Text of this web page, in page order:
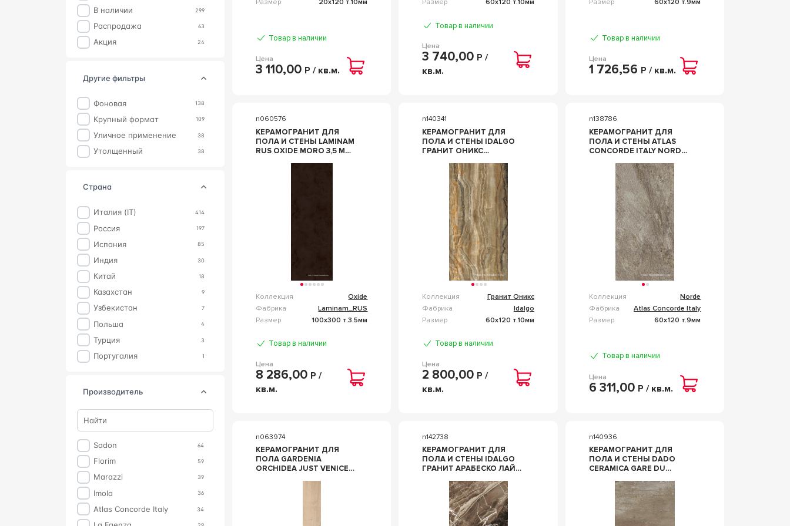
В наличии 299
Распродажа 63
Акция 24
другие фильтры
фоновая 138
крупный формат 109
уличное применение 38
утолщенный 38
страна
Италия (IT) 414
Россия 197
Испания 85
Индия 30
Китай 18
Казахстан 9
Узбекистан 7
Польша 4
Турция 3
Португалия 1
производитель
Sadon 64
Florim 59
Marazzi 39
Imola 36
Atlas Concorde Italy 34
Размер 20x120 т.10мм
Товар в наличии
Цена
3 110,00 Р / кв.м.
Размер 60x120 т.10мм
Товар в наличии
Цена
3 740,00 Р /
кв.м.
Размер 60x120 т.9мм
Товар в наличии
Цена
1 726,56 Р / кв.м.
n060576
КЕРАМОГРАНИТ ДЛЯ
ПОЛА И СТЕНЫ LAMINAM
RUS OXIDE MORO 3,5 MM
Коллекция
Oxide
Фабрика
Laminam_RUS
Размер
100x300 т.3.5мм
Товар в наличии
Цена
8 286,00 Р /
кв.м.
n140341
КЕРАМОГРАНИТ ДЛЯ
ПОЛА И СТЕНЫ IDALGO
ГРАНИТ ОНИКС
ЛАППАТ 60X120
ID9075B053LLR
Коллекция
Гранит Оникс
Фабрика
Idalgo
Размер
60x120 т.10мм
Товар в наличии
Цена
2 800,00 Р /
кв.м.
n138786
КЕРАМОГРАНИТ ДЛЯ
ПОЛА И СТЕНЫ ATLAS
CONCORDE ITALY NORDE
Коллекция
Norde
Фабрика
Atlas Concorde Italy
Размер
60x120 т.9мм
Товар в наличии
Цена
6 311,00 Р / кв.м.
n063974
КЕРАМОГРАНИТ ДЛЯ
ПОЛА GARDENIA
ORCHIDEA JUST VENICE
n142738
КЕРАМОГРАНИТ ДЛЯ
ПОЛА И СТЕНЫ IDALGO
ГРАНИТ АРАБЕСКО ЛАЙТ
ID9084B093MR
n140936
КЕРАМОГРАНИТ ДЛЯ
ПОЛА И СТЕНЫ DADO
CERAMICA GARE DU
BROWN60X120 303835